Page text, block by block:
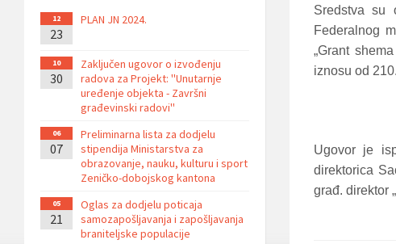
Sredstva su
Federalnog
„Grant
iznosu od
Ugovor je
direktorica
građ. direktor
12
23
PLAN JN 2024.
10
30
Zaključen ugovor o izvođenju
radova za Projekt: ''Unutarnje
uređenje objekta - Završni
građevinski radovi''
06
07
Preliminarna lista za dodjelu
stipendija Ministarstva za
obrazovanje, nauku, kulturu i sport
Zeničko-dobojskog kantona
05
21
Oglas za dodjelu poticaja
samozapošljavanja i zapošljavanja
braniteljske populacije